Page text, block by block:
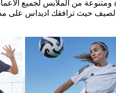
من الملابس لجميع
حيث ترافقك اديداس على